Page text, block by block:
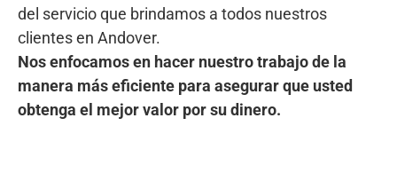
del servicio que brindamos a todos nuestros
clientes en Andover.
Nos enfocamos en hacer nuestro trabajo de la
manera más eficiente para asegurar que usted
obtenga el mejor valor por su dinero.